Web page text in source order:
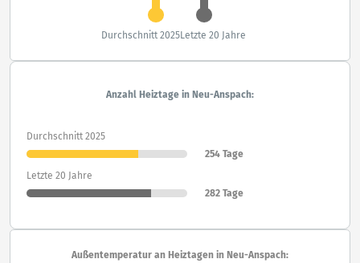
Durchschnitt 2025Letzte 20 Jahre
Anzahl Heiztage in Neu-Anspach:
Durchschnitt 2025
254 Tage
Letzte 20 Jahre
282 Tage
Außentemperatur an Heiztagen in Neu-Anspach: